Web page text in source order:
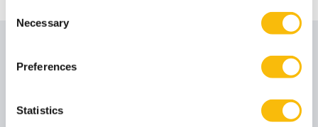
Selection
Necessary
Preferences
StatisticsDr. Stefanie